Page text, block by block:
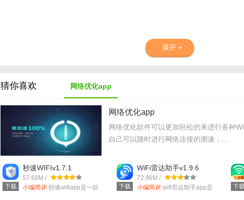
展开 +
猜你喜欢 网络优化app
网络优化app
网络优化软件可以更加轻松的来进行各种
自己可以随时进行网络连接的测速，...
下载
秒速WIFIv1.7.1
57.68M /
小编简评:秒速wifiapp是一款
下载
WiFi雷达助手v1.9.6
72.96M /
小编简评:wifi雷达助手app是
下